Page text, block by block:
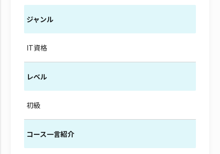
ジャンル
IT資格
レベル
初級
コース一言紹介